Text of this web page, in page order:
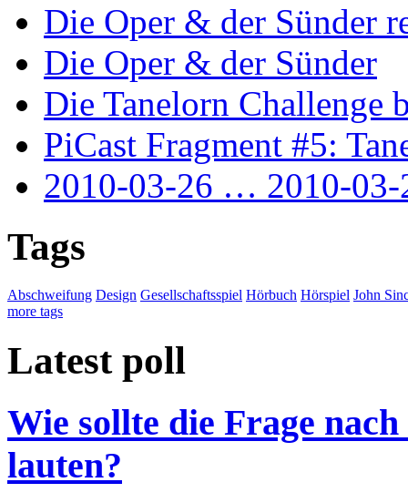
Die Oper & der Sünder
Die Oper & der Sünder
Die Tanelorn Challenge
PiCast Fragment #5:
2010-03-26 … 2010-
Tags
Abschweifung Design Gesellschaftsspiel Hörbuch Hörspiel John
more tags
Latest poll
Wie sollte die Frage
lauten?